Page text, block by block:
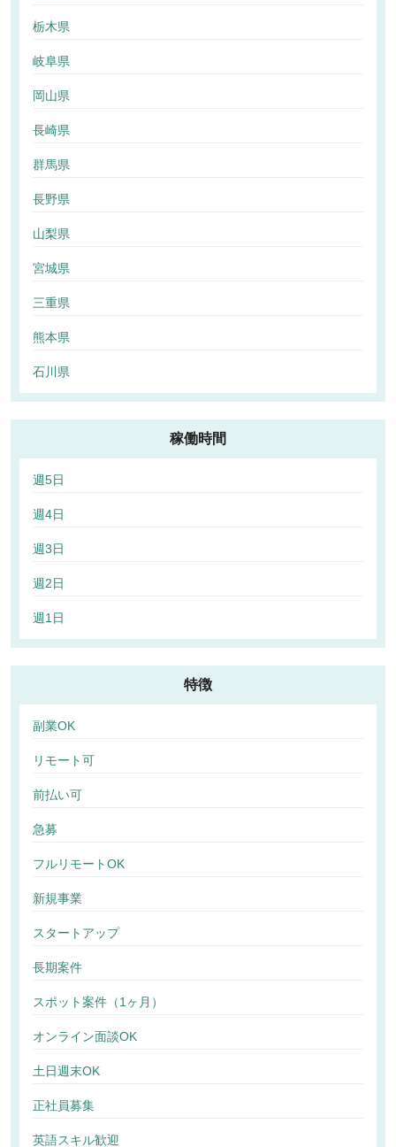
栃木県
岐阜県
岡山県
長崎県
群馬県
長野県
山梨県
宮城県
三重県
熊本県
石川県
稼働時間
週5日
週4日
週3日
週2日
週1日
特徴
副業OK
リモート可
前払い可
急募
フルリモートOK
新規事業
スタートアップ
長期案件
スポット案件（1ヶ月）
オンライン面談OK
土日週末OK
正社員募集
英語スキル歓迎